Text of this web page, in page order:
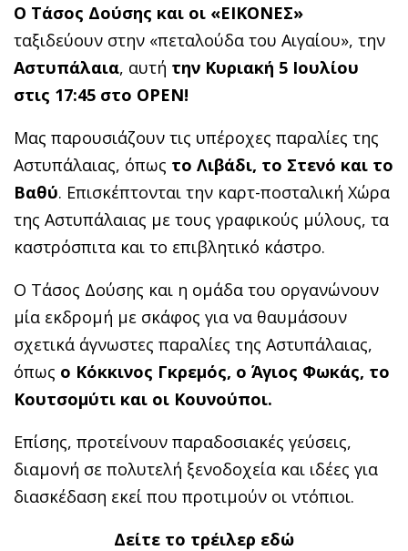
Ο Τάσος Δούσης και οι «ΕΙΚΟΝΕΣ»
ταξιδεύουν στην «πεταλούδα του Αιγαίου», την
Αστυπάλαια, αυτή την Κυριακή 5 Ιουλίου
στις 17:45 στο OPEN!
Μας παρουσιάζουν τις υπέροχες παραλίες της
Αστυπάλαιας, όπως το Λιβάδι, το Στενό και το
Βαθύ. Επισκέπτονται την καρτ-ποσταλική Χώρα
της Αστυπάλαιας με τους γραφικούς μύλους, τα
καστρόσπιτα και το επιβλητικό κάστρο.
Ο Τάσος Δούσης και η ομάδα του οργανώνουν
μία εκδρομή με σκάφος για να θαυμάσουν
σχετικά άγνωστες παραλίες της Αστυπάλαιας,
όπως ο Κόκκινος Γκρεμός, ο Άγιος Φωκάς, το
Κουτσομύτι και οι Κουνούποι.
Επίσης, προτείνουν παραδοσιακές γεύσεις,
διαμονή σε πολυτελή ξενοδοχεία και ιδέες για
διασκέδαση εκεί που προτιμούν οι ντόπιοι.
Δείτε το τρέιλερ εδώ